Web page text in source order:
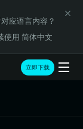
应语言内容？
使用 简体中文
立即下载